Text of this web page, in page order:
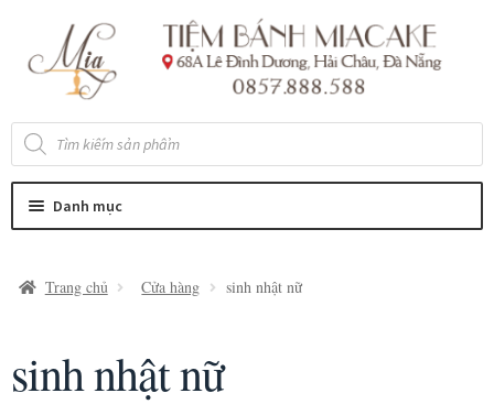
đến
Điều
đến
nội
Tìm
kiếm
sản
Danh mục
Trang chủ Cửa hàng sinh nhật nữ
sinh nhật nữ